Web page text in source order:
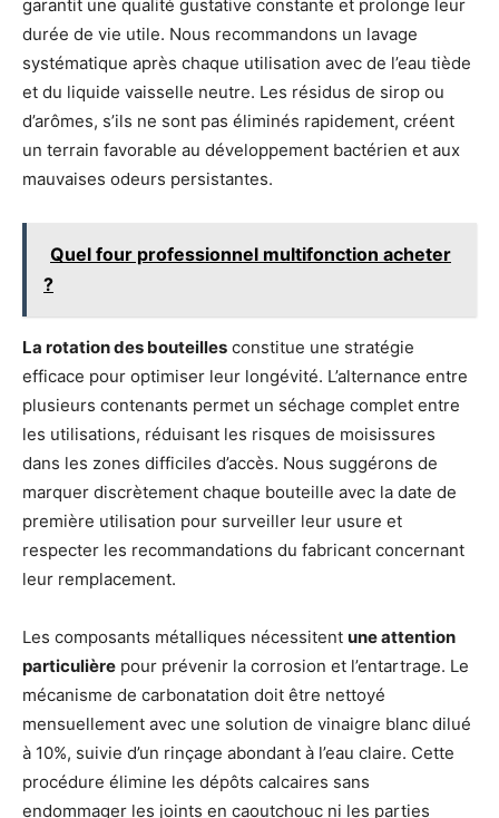
garantit une qualité gustative constante et prolonge leur
durée de vie utile. Nous recommandons un lavage
systématique après chaque utilisation avec de l’eau tiède
et du liquide vaisselle neutre. Les résidus de sirop ou
d’arômes, s’ils ne sont pas éliminés rapidement, créent
un terrain favorable au développement bactérien et aux
mauvaises odeurs persistantes.
Quel four professionnel multifonction acheter
?
La rotation des bouteilles constitue une stratégie
efficace pour optimiser leur longévité. L’alternance entre
plusieurs contenants permet un séchage complet entre
les utilisations, réduisant les risques de moisissures
dans les zones difficiles d’accès. Nous suggérons de
marquer discrètement chaque bouteille avec la date de
première utilisation pour surveiller leur usure et
respecter les recommandations du fabricant concernant
leur remplacement.
Les composants métalliques nécessitent une attention
particulière pour prévenir la corrosion et l’entartrage. Le
mécanisme de carbonatation doit être nettoyé
mensuellement avec une solution de vinaigre blanc dilué
à 10%, suivie d’un rinçage abondant à l’eau claire. Cette
procédure élimine les dépôts calcaires sans
endommager les joints en caoutchouc ni les parties